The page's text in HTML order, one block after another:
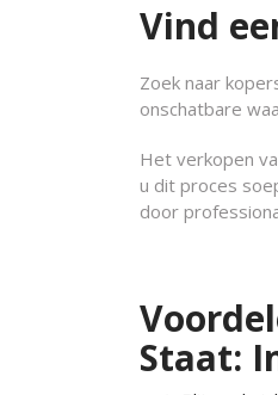
Vind
Zoek naar
onschatbare
Het verkopen
u dit proces
door
Staat: